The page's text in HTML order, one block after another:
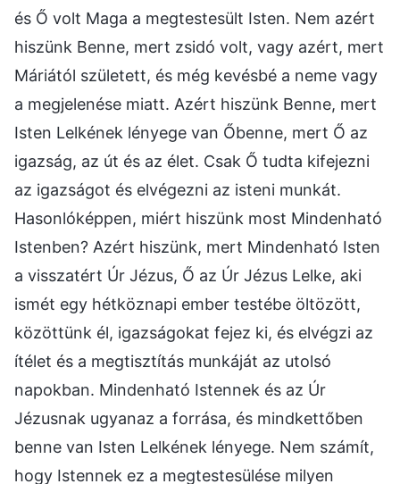
és Ő volt Maga a megtestesült Isten. Nem azért
hiszünk Benne, mert zsidó volt, vagy azért, mert
Máriától született, és még kevésbé a neme vagy
a megjelenése miatt. Azért hiszünk Benne, mert
Isten Lelkének lényege van Őbenne, mert Ő az
igazság, az út és az élet. Csak Ő tudta kifejezni
az igazságot és elvégezni az isteni munkát.
Hasonlóképpen, miért hiszünk most Mindenható
Istenben? Azért hiszünk, mert Mindenható Isten
a visszatért Úr Jézus, Ő az Úr Jézus Lelke, aki
ismét egy hétköznapi ember testébe öltözött,
közöttünk él, igazságokat fejez ki, és elvégzi az
ítélet és a megtisztítás munkáját az utolsó
napokban. Mindenható Istennek és az Úr
Jézusnak ugyanaz a forrása, és mindkettőben
benne van Isten Lelkének lényege. Nem számít,
hogy Istennek ez a megtestesülése milyen